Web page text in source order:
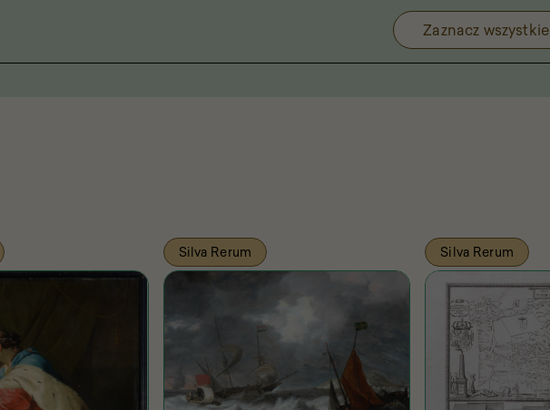
Zaznacz wszystkie
Silva Rerum Silva Rerum